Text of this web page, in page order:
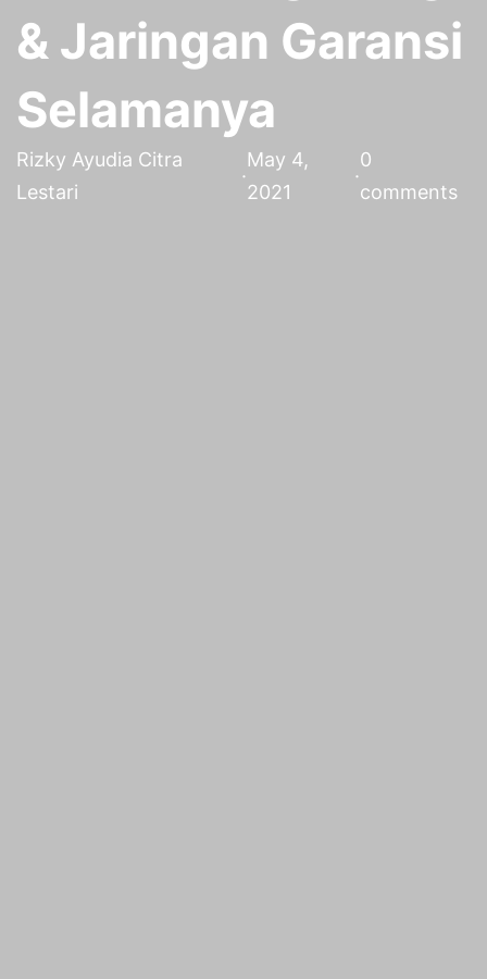
& Jaringan Garansi
Selamanya
Rizky Ayudia Citra
Lestari
·
May 4,
2021
·
0
comments